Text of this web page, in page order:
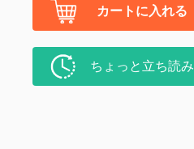
カートに入れる
ちょっと立ち読み